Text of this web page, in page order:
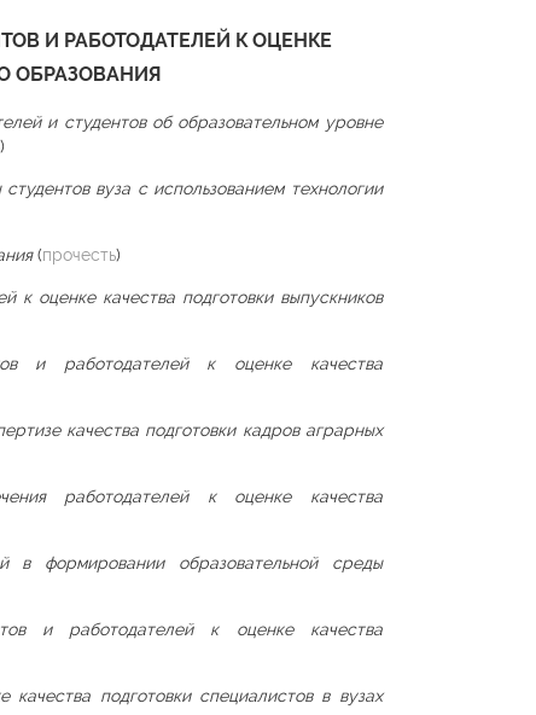
И РАБОТОДАТЕЛЕЙ К ОЦЕНКЕ
ОБРАЗОВАНИЯ
и студентов об образовательном уровне
)
вуза с использованием технологии
(прочесть)
к оценке качества подготовки выпускников
и работодателей к оценке качества
качества подготовки кадров аграрных
работодателей к оценке качества
в формировании образовательной среды
и работодателей к оценке качества
подготовки специалистов в вузах